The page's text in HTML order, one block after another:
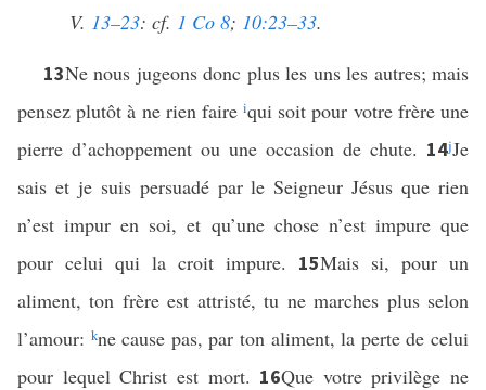
V. 13–23: cf. 1 Co 8; 10:23–33.
13Ne nous jugeons donc plus les uns les autres; mais
pensez plutôt à ne rien faireiqui soit pour votre frère une
pierre d’achoppement ou une occasion de chute. 14jJe
sais et je suis persuadé par le Seigneur Jésus que rien
n’est impur en soi, et qu’une chose n’est impure que
pour celui qui la croit impure. 15Mais si, pour un
aliment, ton frère est attristé, tu ne marches plus selon
l’amour: kne cause pas, par ton aliment, la perte de celui
pour lequel Christ est mort. 16Que votre privilège ne